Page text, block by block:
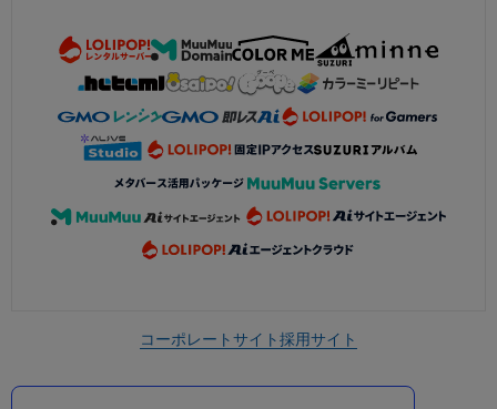
コーポレートサイト採用サイト